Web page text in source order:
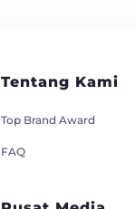
Tentang Kami
Top Brand Award
FAQ